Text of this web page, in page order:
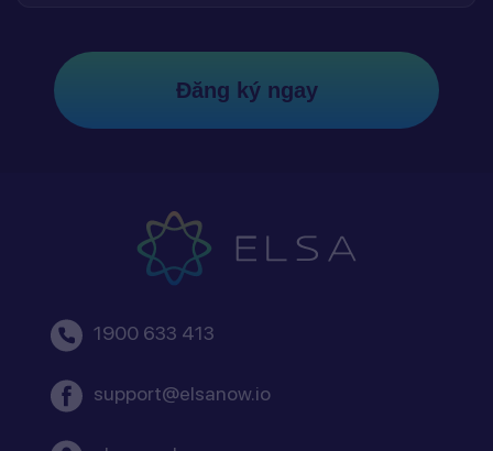
Đăng ký ngay
1900 633 413
support@elsanow.io